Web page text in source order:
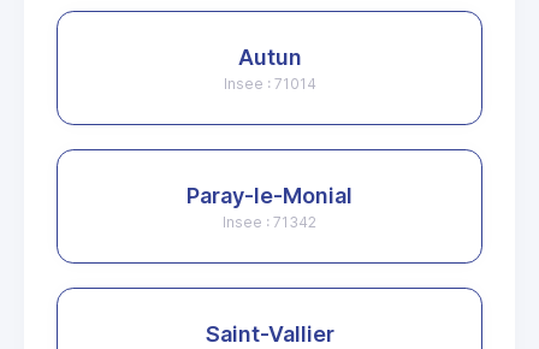
Autun
Insee : 71014
Paray-le-Monial
Insee : 71342
Saint-Vallier